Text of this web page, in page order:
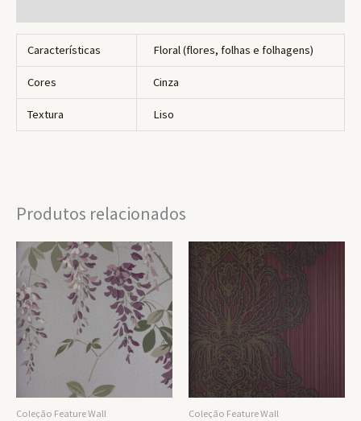
Características Floral (flores, folhas e folhagens)
Cores Cinza
Textura Liso
Produtos relacionados
Coleção Feature Wall Coleção Feature Wall